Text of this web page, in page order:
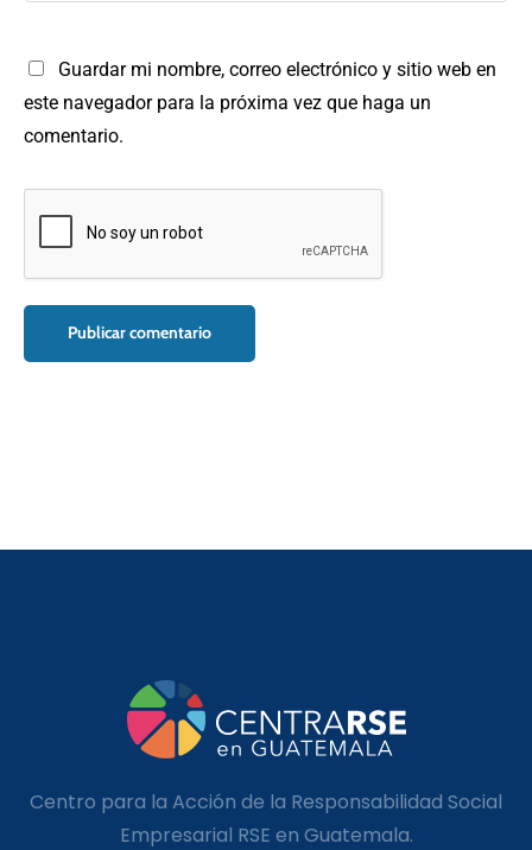
Guardar mi nombre, correo electrónico y sitio web en
este navegador para la próxima vez que haga un
comentario.
Centro para la Acción de la Responsabilidad Social
Empresarial RSE en Guatemala.